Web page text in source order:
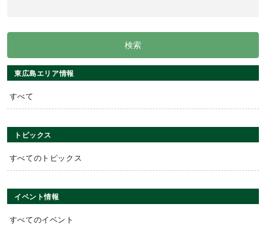
東広島エリア情報
すべて
トピックス
すべてのトピックス
イベント情報
すべてのイベント